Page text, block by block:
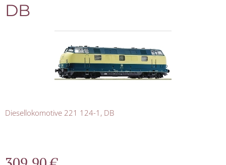
DB
Diesellokomotive 221 124-1, DB